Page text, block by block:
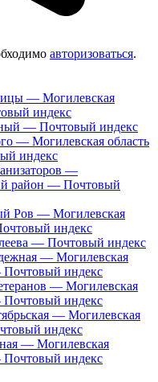
авторизоваться.
— Могилевская
индекс
— Почтовый индекс
— Могилевская область
индекс
—
район — Почтовый
Ров — Могилевская
индекс
— Почтовый индекс
— Могилевская
индекс
— Могилевская
индекс
— Могилевская
индекс
— Могилевская
индекс